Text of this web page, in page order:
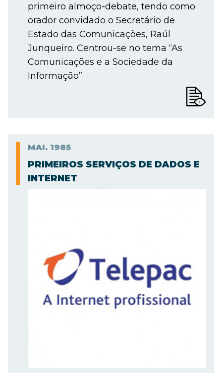
primeiro almoço-debate, tendo como
orador convidado o Secretário de
Estado das Comunicações, Raúl
Junqueiro. Centrou-se no tema “As
Comunicações e a Sociedade da
Informação”.
MAI. 1985
PRIMEIROS SERVIÇOS DE DADOS E
INTERNET